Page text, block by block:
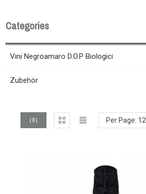
Categories
Vini Negroamaro D.O.P Biologici
Zubehör
(0) Per Page: 12